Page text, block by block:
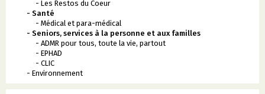
- Les Restos du Coeur
- Santé
- Médical et para-médical
- Seniors, services à la personne et aux familles
- ADMR pour tous, toute la vie, partout
- EPHAD
- CLIC
- Environnement